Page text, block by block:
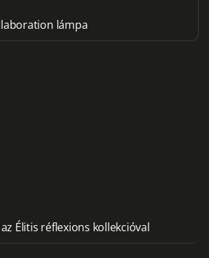
lámpa
Élitis réflexions kollekcióval